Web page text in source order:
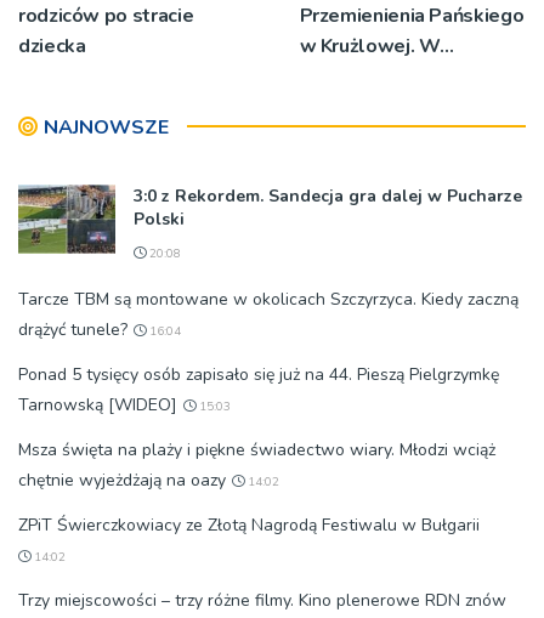
rodziców po stracie
dziecka
Przemienienia Pańskiego
w Krużlowej. W
NAJNOWSZE
3:0 z Rekordem. Sandecja gra dalej w Pucharze
Polski
20:08
Tarcze TBM są montowane w okolicach Szczyrzyca. Kiedy zaczną
drążyć tunele?
16:04
Ponad 5 tysięcy osób zapisało się już na 44. Pieszą Pielgrzymkę
Tarnowską [WIDEO]
15:03
Msza święta na plaży i piękne świadectwo wiary. Młodzi wciąż
chętnie wyjeżdżają na oazy
14:02
ZPiT Świerczkowiacy ze Złotą Nagrodą Festiwalu w Bułgarii
14:02
Trzy miejscowości – trzy różne filmy. Kino plenerowe RDN znów